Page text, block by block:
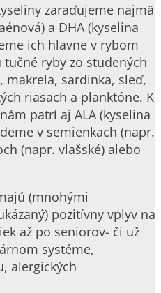
zaraďujeme najmä
a DHA (kyselina
ich hlavne v rybom
ryby zo studených
sardinka, sleď,
riasach a planktóne. K
patrí aj ALA (kyselina
v semienkach (napr.
(napr. vlašské) alebo
(mnohými
pozitívny vplyv na
až po seniorov- či už
systéme,
alergických